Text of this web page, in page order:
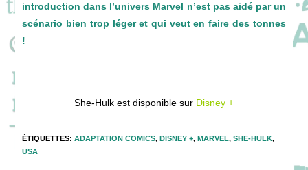
introduction dans l’univers Marvel n’est pas aidé par un
scénario bien trop léger et qui veut en faire des tonnes
!
She-Hulk est disponible sur Disney +
ÉTIQUETTES:ADAPTATION COMICS, DISNEY +, MARVEL, SHE-HULK,
USA